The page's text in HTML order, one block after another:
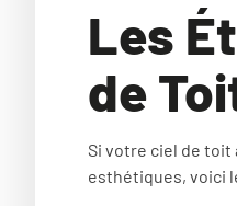
Les
de
Si votre ciel de toit
esthétiques, voici